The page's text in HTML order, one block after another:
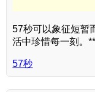
57秒可以象征短暂
活中珍惜每一刻。**
57秒